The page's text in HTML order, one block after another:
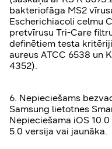
bakteriofāga MS2
Escherichiacoli celmu
pretvīrusu Tri-Care
definētiem testa
aureus ATCC 6538 un
4352).
6. Nepieciešams
Samsung lietotnes
Nepieciešama iOS
5.0 versija vai jaunāka.